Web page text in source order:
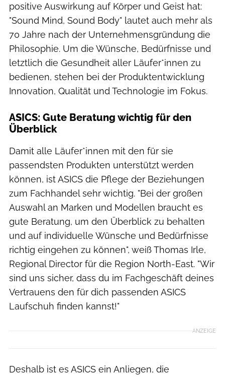
positive Auswirkung auf Körper und Geist hat:
"Sound Mind, Sound Body" lautet auch mehr als
70 Jahre nach der Unternehmensgründung die
Philosophie. Um die Wünsche, Bedürfnisse und
letztlich die Gesundheit aller Läufer*innen zu
bedienen, stehen bei der Produktentwicklung
Innovation, Qualität und Technologie im Fokus.
ASICS: Gute Beratung wichtig für den
Überblick
Damit alle Läufer*innen mit den für sie
passendsten Produkten unterstützt werden
können, ist ASICS die Pflege der Beziehungen
zum Fachhandel sehr wichtig. "Bei der großen
Auswahl an Marken und Modellen braucht es
gute Beratung, um den Überblick zu behalten
und auf individuelle Wünsche und Bedürfnisse
richtig eingehen zu können", weiß Thomas Irle,
Regional Director für die Region North-East. "Wir
sind uns sicher, dass du im Fachgeschäft deines
Vertrauens den für dich passenden ASICS
Laufschuh finden kannst!"
ANZEIGE
Deshalb ist es ASICS ein Anliegen, die